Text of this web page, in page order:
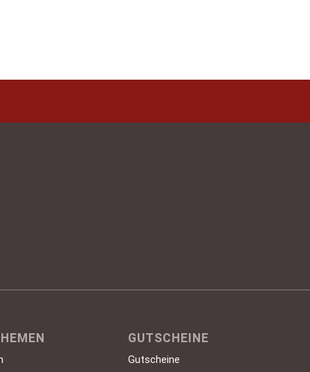
GUTSCHEINE
Gutscheine